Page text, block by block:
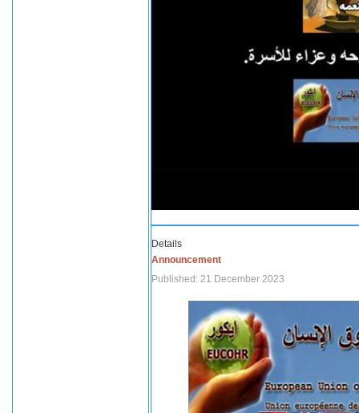
Details
Announcement
Published: 21 December 2023